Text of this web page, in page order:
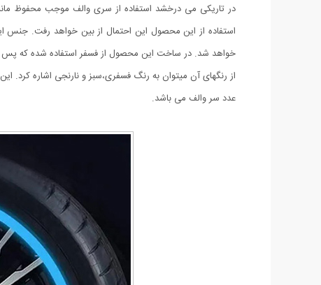
در تاریکی می درخشد استفاده از سری والف موجب محفوظ
خواهد شد. در ساخت این محصول از فسفر استفاده شده که پس
عدد سر والف می باشد.